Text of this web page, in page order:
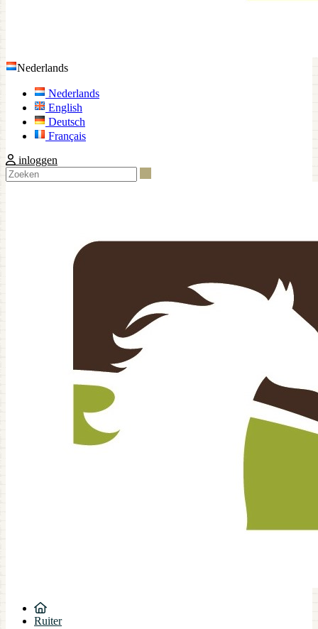
Nederlands
Nederlands
English
Deutsch
Français
inloggen
Ruiter